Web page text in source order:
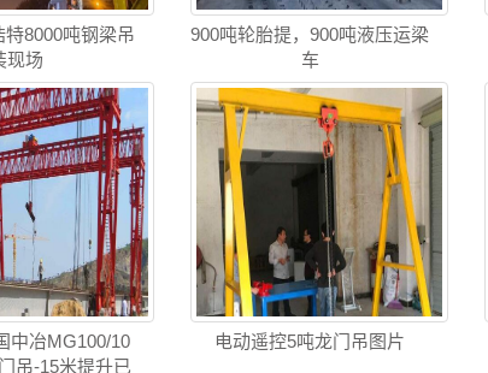
8000吨钢梁吊
现场
900吨轮胎提，900吨液压运梁
车
中冶MG100/10
吊-15米提升已
电动遥控5吨龙门吊图片